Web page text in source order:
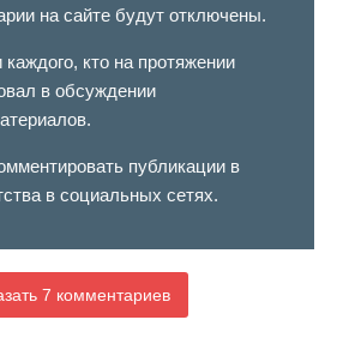
на сайте будут отключены.
кто на протяжении
в обсуждении
публикации в
в социальных сетях.
7 комментариев